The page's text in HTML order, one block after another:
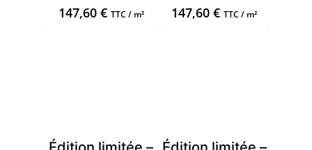
147,60 € TTC / m² 147,60€ TTC / m²